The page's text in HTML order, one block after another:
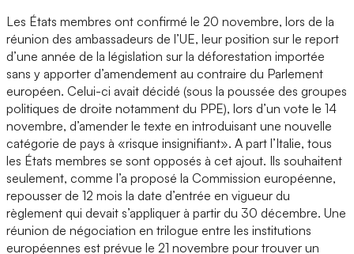
Les États membres ont confirmé le 20 novembre, lors de la
réunion des ambassadeurs de l’UE, leur position sur le report
d’une année de la législation sur la déforestation importée
sans y apporter d’amendement au contraire du Parlement
européen. Celui-ci avait décidé (sous la poussée des groupes
politiques de droite notamment du PPE), lors d’un vote le 14
novembre, d’amender le texte en introduisant une nouvelle
catégorie de pays à «risque insignifiant». A part l’Italie, tous
les États membres se sont opposés à cet ajout. Ils souhaitent
seulement, comme l’a proposé la Commission européenne,
repousser de 12 mois la date d’entrée en vigueur du
règlement qui devait s’appliquer à partir du 30 décembre. Une
réunion de négociation en trilogue entre les institutions
européennes est prévue le 21 novembre pour trouver un